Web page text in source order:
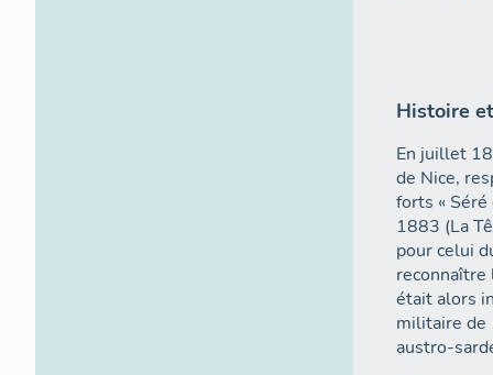
Histoire
En juillet
de Nice,
forts «
1883 (La
pour celui
reconnaître
était alors
militaire de
austro-